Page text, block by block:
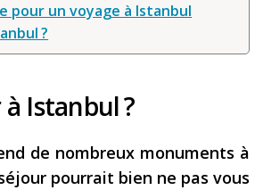
pour un voyage à Istanbul
?
Istanbul ?
de nombreux monuments à
pourrait bien ne pas vous